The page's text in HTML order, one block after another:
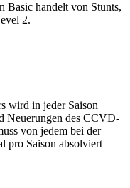
Basic handelt von Stunts,
2.
wird in jeder Saison
Neuerungen des CCVD-
von jedem bei der
pro Saison absolviert